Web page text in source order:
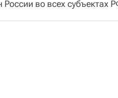
России во всех субъектах